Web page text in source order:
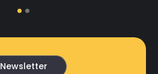
Newsletter